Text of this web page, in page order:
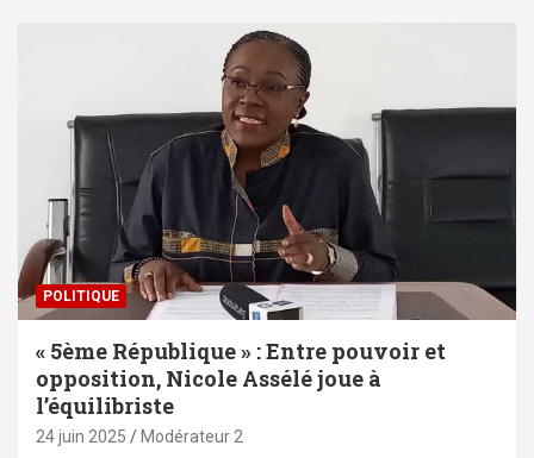
POLITIQUE
« 5ème République » : Entre pouvoir et
opposition, Nicole Assélé joue à
l’équilibriste
24 juin 2025 Modérateur 2